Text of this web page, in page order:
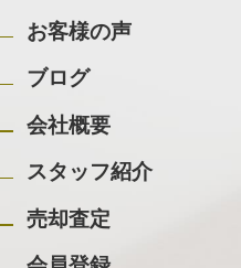
お客様の声
ブログ
会社概要
スタッフ紹介
売却査定